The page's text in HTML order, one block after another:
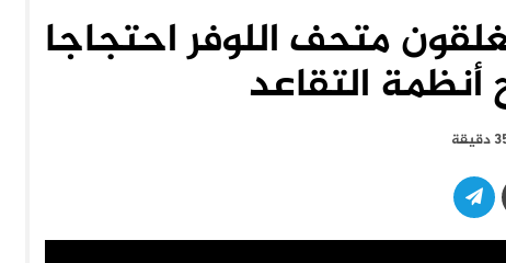
متحف اللوفر احتجاجا
التقاعد